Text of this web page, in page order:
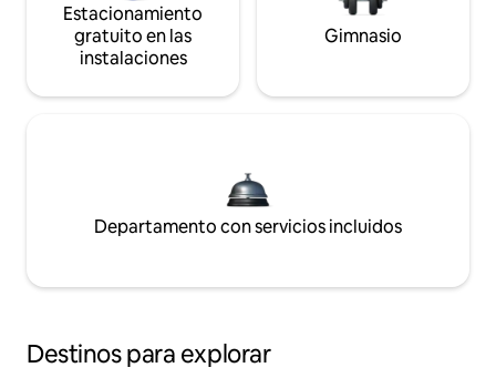
Estacionamiento
gratuito en las
instalaciones
Gimnasio
Departamento con servicios incluidos
Destinos para explorar